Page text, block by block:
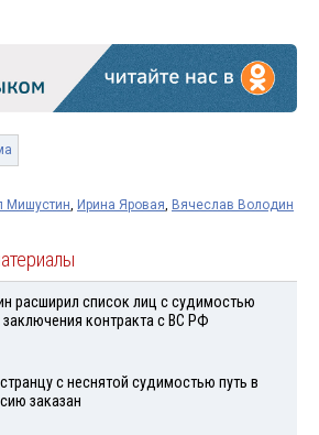
Мишустин, Ирина Яровая, Вячеслав Володин
расширил список лиц с судимостью
контракта с ВС РФ
с неснятой судимостью путь в
заказан